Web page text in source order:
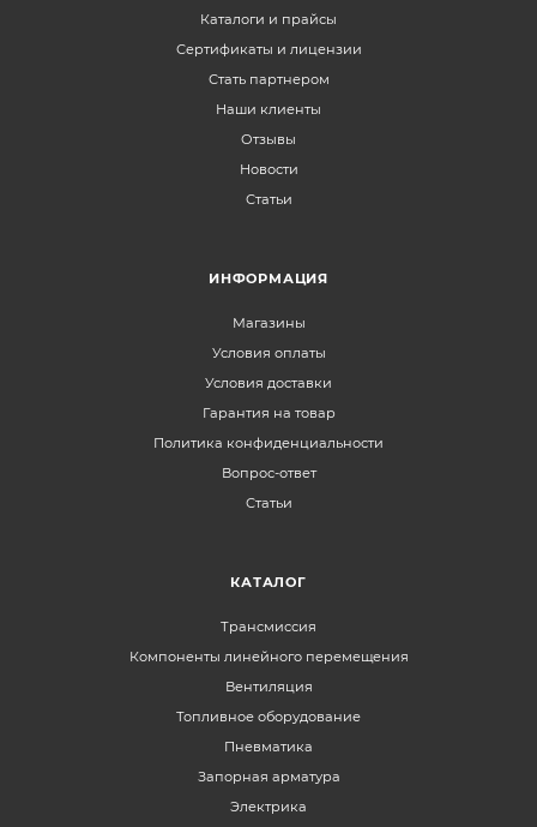
Каталоги и прайсы
Сертификаты и лицензии
Стать партнером
Наши клиенты
Отзывы
Новости
Статьи
ИНФОРМАЦИЯ
Магазины
Условия оплаты
Условия доставки
Гарантия на товар
Политика конфиденциальности
Вопрос-ответ
Статьи
КАТАЛОГ
Трансмиссия
Компоненты линейного перемещения
Вентиляция
Топливное оборудование
Пневматика
Запорная арматура
Электрика